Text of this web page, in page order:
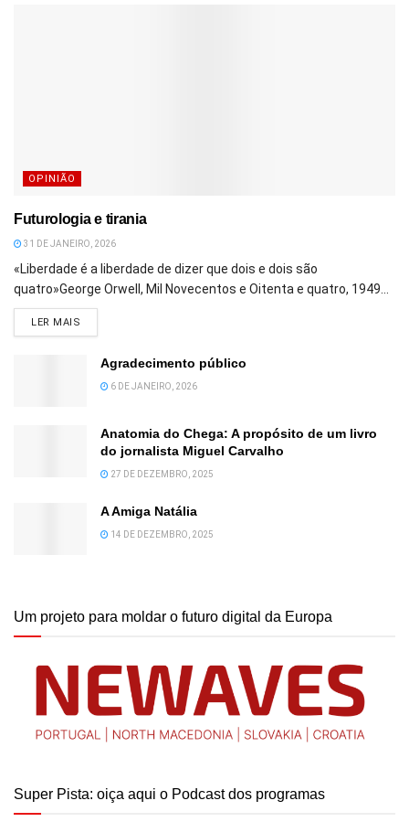
OPINIÃO
Futurologia e tirania
31 DE JANEIRO, 2026
«Liberdade é a liberdade de dizer que dois e dois são
quatro»George Orwell, Mil Novecentos e Oitenta e quatro, 1949...
LER MAIS
Agradecimento público
6 DE JANEIRO, 2026
Anatomia do Chega: A propósito de um livro
do jornalista Miguel Carvalho
27 DE DEZEMBRO, 2025
A Amiga Natália
14 DE DEZEMBRO, 2025
Um projeto para moldar o futuro digital da Europa
Super Pista: oiça aqui o Podcast dos programas